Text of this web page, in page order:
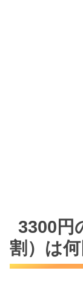
3300円
割）は